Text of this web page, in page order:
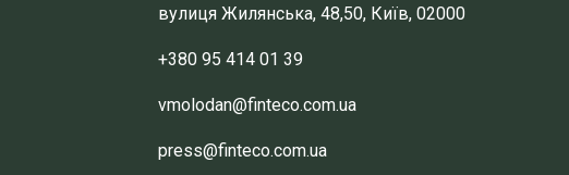
вулиця Жилянська, 48,50, Київ, 02000
+380 95 414 01 39
vmolodan@finteco.com.ua
press@finteco.com.ua